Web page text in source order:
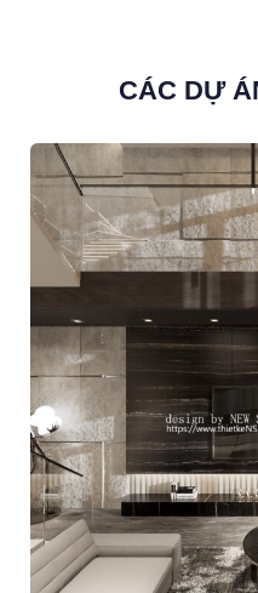
CÁC DỰ